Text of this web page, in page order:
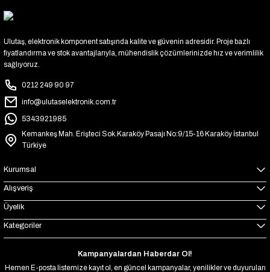
Ulutaş, elektronik komponent satışında kalite ve güvenin adresidir. Proje bazlı
fiyatlandırma ve stok avantajlarıyla, mühendislik çözümlerinizde hız ve verimlilik
sağlıyoruz.
0212 249 90 97
info@ulutaselektronik.com.tr
5343921985
Kemankeş Mah. Erişteci Sok.Karaköy Pasajı No:9/15-16 Karaköy İstanbul
Türkiye
Kurumsal
Alışveriş
Üyelik
Kategoriler
Kampanyalardan Haberdar Ol!
Hemen E-posta listemize kayıt ol, en güncel kampanyalar, yenilikler ve duyuruları